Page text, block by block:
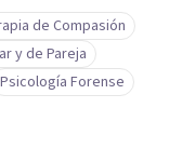
de Compasión
y de Pareja
Psicología Forense